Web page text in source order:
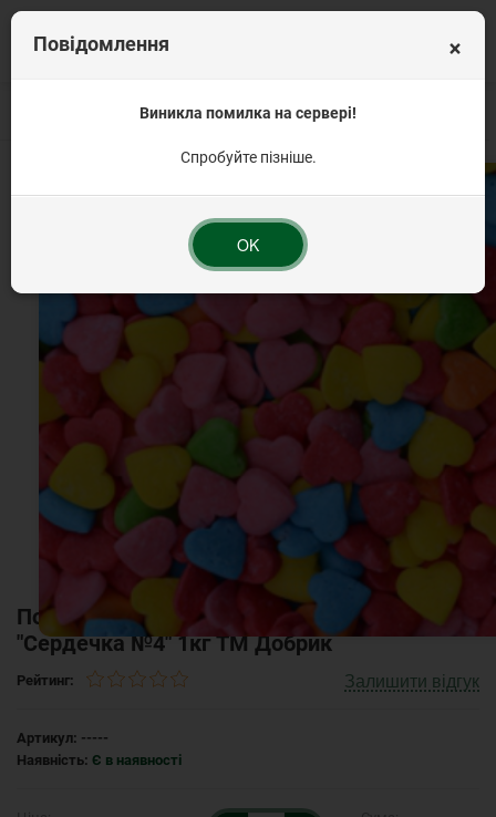
Кондитерська посипка на торт Посипка фігурна
Посипка кондитерська декоративна
"Сердечка №4" 1кг ТМ Добрик
Рейтинг: Залишити відгук
Артикул: -----
Наявність: Є в наявності
×
Повідомлення
Виникла помилка на сервері!
Спробуйте пізніше.
OK